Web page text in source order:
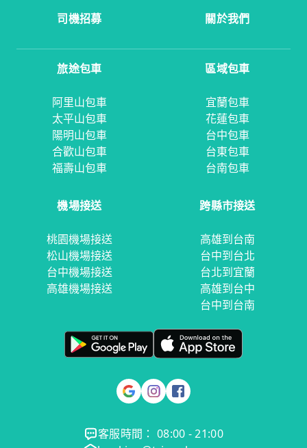
司機招募
關於我們
旅途包車
阿里山包車
太平山包車
陽明山包車
合歡山包車
福壽山包車
區域包車
宜蘭包車
花蓮包車
台中包車
台東包車
台南包車
機場接送
桃園機場接送
松山機場接送
台中機場接送
高雄機場接送
跨縣市接送
高雄到台南
台中到台北
台北到宜蘭
高雄到台中
台中到台南
客服時間： 08:00 - 21:00